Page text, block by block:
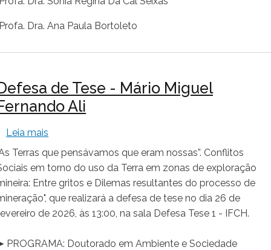
Dra. Ana Paula Bortoleto
de Tese - Mário Miguel
Ali
Leia mais
Terras que pensávamos que eram nossas”. Conflitos
em torno do uso da Terra em zonas de exploração
Entre gritos e Dilemas resultantes do processo de
que realizará a defesa de tese no dia 26 de
de 2026, às 13:00, na sala Defesa Tese 1 - IFCH.
PROGRAMA: Doutorado em Ambiente e Sociedade